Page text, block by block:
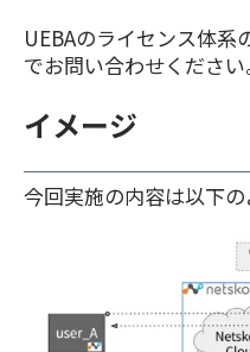
UEBAのライセンス体系
でお問い合わせください
イメージ
今回実施の内容は以下の